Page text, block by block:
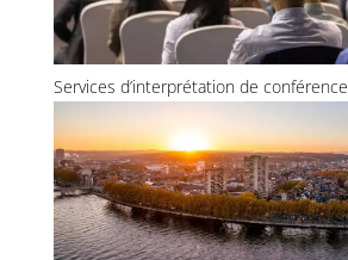
Services d’interprétation de conférence